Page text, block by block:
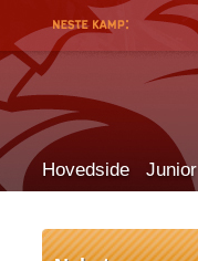
Hovedside Junior